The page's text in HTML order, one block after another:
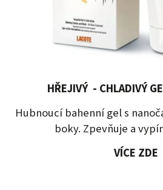
HŘEJIVÝ - CHLADIVÝ
Hubnoucí bahenní gel s
boky. Zpevňuje a
VÍCE ZDE